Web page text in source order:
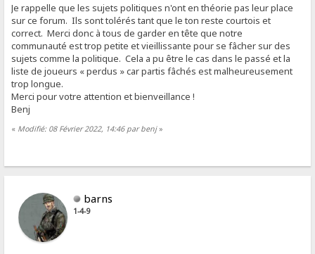
Je rappelle que les sujets politiques n'ont en théorie pas leur place
sur ce forum. Ils sont tolérés tant que le ton reste courtois et
correct. Merci donc à tous de garder en tête que notre
communauté est trop petite et vieillissante pour se fâcher sur des
sujets comme la politique. Cela a pu être le cas dans le passé et la
liste de joueurs « perdus » car partis fâchés est malheureusement
trop longue.
Merci pour votre attention et bienveillance !
Benj
« Modifié: 08 Février 2022, 14:46 par benj»
barns
1-4-9